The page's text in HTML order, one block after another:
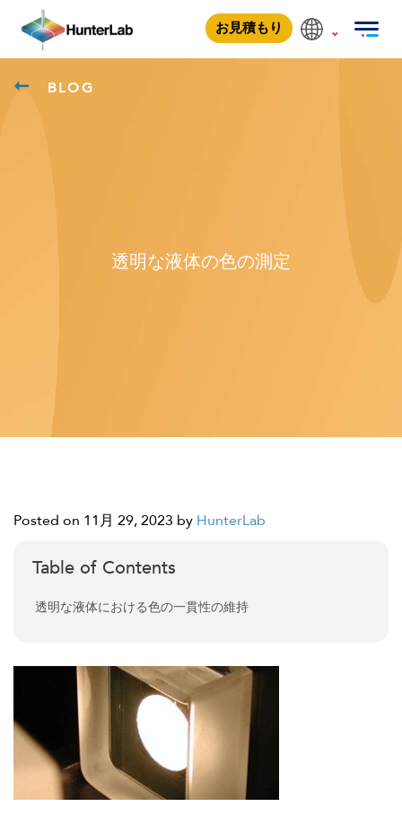
お見積もり
BLOG
透明な液体の色の測定
Posted on 11月 29, 2023 by HunterLab
Table of Contents
透明な液体における色の一貫性の維持